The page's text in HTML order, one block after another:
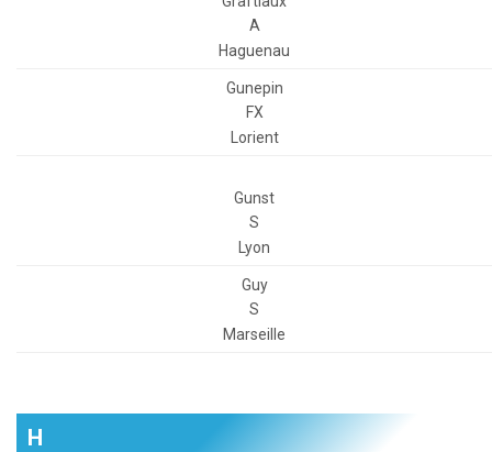
A
Haguenau
Gunepin
FX
Lorient
Gunst
S
Lyon
Guy
S
Marseille
H